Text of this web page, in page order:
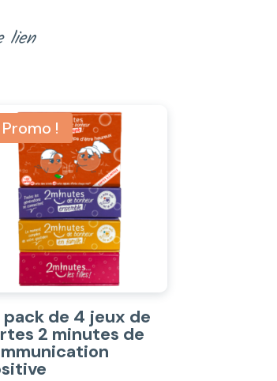
lien
Promo !
pack de 4 jeux de
2 minutes de